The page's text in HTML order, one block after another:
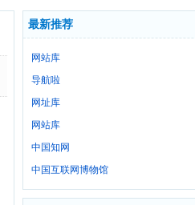
最新推荐
网站库
导航啦
网址库
网站库
中国知网
中国互联网博物馆